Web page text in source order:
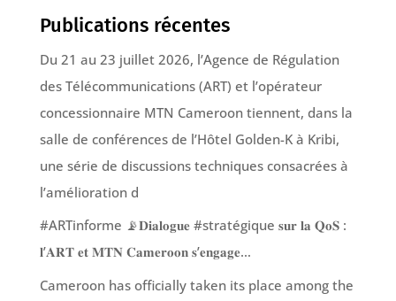
Publications récentes
Du 21 au 23 juillet 2026, l’Agence de Régulation
des Télécommunications (ART) et l’opérateur
concessionnaire MTN Cameroon tiennent, dans la
salle de conférences de l’Hôtel Golden-K à Kribi,
une série de discussions techniques consacrées à
l’amélioration d
#ARTinforme 📡𝐃𝐢𝐚𝐥𝐨𝐠𝐮𝐞 #stratégique 𝐬𝐮𝐫 𝐥𝐚 𝐐𝐨𝐒 :
𝐥’𝐀𝐑𝐓 𝐞𝐭 𝐌𝐓𝐍 𝐂𝐚𝐦𝐞𝐫𝐨𝐨𝐧 𝐬’𝐞𝐧𝐠𝐚𝐠𝐞…
Cameroon has officially taken its place among the